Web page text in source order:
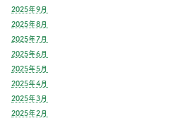
2025年9月
2025年8月
2025年7月
2025年6月
2025年5月
2025年4月
2025年3月
2025年2月